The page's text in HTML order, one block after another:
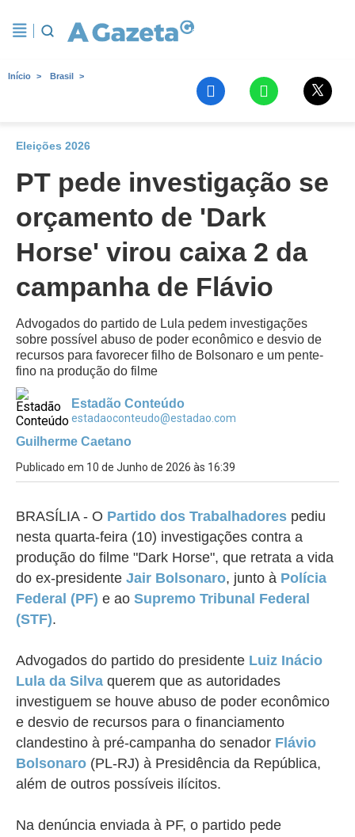
Início Brasil
Eleições 2026
PT pede investigação se
orçamento de 'Dark
Horse' virou caixa 2 da
campanha de Flávio
Advogados do partido de Lula pedem investigações
sobre possível abuso de poder econômico e desvio de
recursos para favorecer filho de Bolsonaro e um pente-
fino na produção do filme
Estadão Conteúdo
estadaoconteudo@estadao.com
Guilherme Caetano
Publicado em 10 de Junho de 2026 às 16:39
BRASÍLIA - O Partido dos Trabalhadores pediu
nesta quarta-feira (10) investigações contra a
produção do filme "Dark Horse", que retrata a vida
do ex-presidente Jair Bolsonaro, junto à Polícia
Federal (PF) e ao Supremo Tribunal Federal
(STF).
Advogados do partido do presidente Luiz Inácio
Lula da Silva querem que as autoridades
investiguem se houve abuso de poder econômico
e desvio de recursos para o financiamento
clandestino à pré-campanha do senador Flávio
Bolsonaro (PL-RJ) à Presidência da República,
além de outros possíveis ilícitos.
Na denúncia enviada à PF, o partido pede